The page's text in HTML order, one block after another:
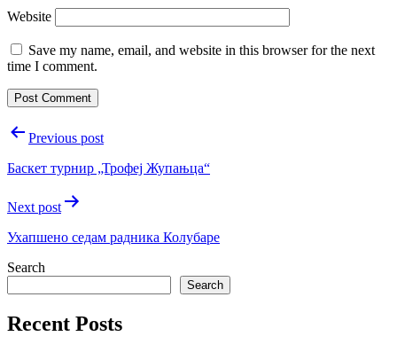
Website
Save my name, email, and website in this browser for the next
time I comment.
PostPrevious post
Баскет турнир „Трофеј Жупањца“
Next post
Ухапшено седам радника Колубаре
Search
Search
Recent Posts